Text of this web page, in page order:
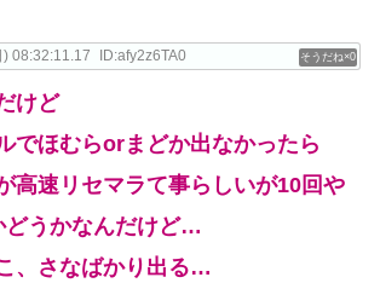
0
08:32:11.17 ID:afy2z6TA0
けど
でほむらorまどか出なかったら
高速リセマラて事らしいが10回や
どうかなんだけど…
、さなばかり出る…